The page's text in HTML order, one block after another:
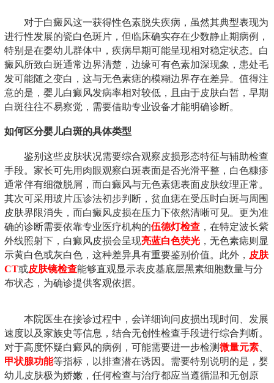
对于白癜风这一获得性色素脱失疾病，虽然其典型表现为
进行性发展的瓷白色斑片，但临床确实存在少数静止期病例，
特别是在婴幼儿群体中，疾病早期可能呈现相对稳定状态。白
癜风所致白斑通常边界清楚，边缘可有色素加深现象，患处毛
发可能随之变白，这与无色素痣的模糊边界存在差异。值得注
意的是，婴儿白癜风发病率相对较低，且由于皮肤白皙，早期
白斑往往不易察觉，需要借助专业设备才能明确诊断。
如何区分婴儿白斑的具体类型
鉴别这些皮肤状况需要综合观察皮损形态特征与辅助检查
手段。家长可先用肉眼观察白斑表面是否光滑平整，白色糠疹
通常伴有细微脱屑，而白癜风与无色素痣表面皮肤纹理正常。
其次可采用玻片压诊法初步判断，贫血痣在受压时白斑与周围
皮肤界限消失，而白癜风皮损在压力下依然清晰可见。更为准
确的诊断需要依靠专业医疗机构的伍德灯检查 ，在特定波长紫
外线照射下，白癜风皮损会呈现亮蓝白色荧光 ，无色素痣则显
示黄白色或灰白色，这种差异具有重要鉴别价值。此外， 皮肤
CT或皮肤镜检查能够直观显示表皮基底层黑素细胞数量与分
布状态，为确诊提供客观依据。
本院医生在接诊过程中，会详细询问皮损出现时间、发展
速度以及家族史等信息，结合无创性检查手段进行综合判断。
对于高度怀疑白癜风的病例，可能需要进一步检测微量元素
甲状腺功能等指标，以排查潜在诱因。需要特别说明的是，婴
幼儿皮肤极为娇嫩，任何检查与治疗都应当遵循温和无创原